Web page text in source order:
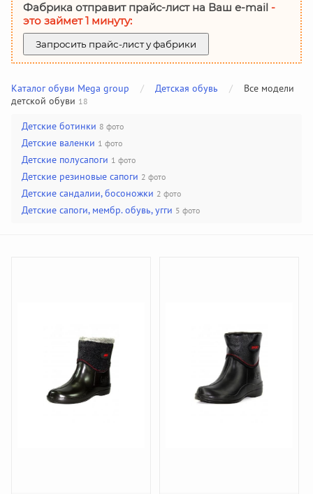
Фабрика отправит прайс-лист на Ваш е-mail -
это займет 1 минуту:
Запросить прайс-лист у фабрики
Каталог обуви Mega group / Детская обувь /
Все модели
детской обуви 18
Детские ботинки 8 фото
Детские валенки 1 фото
Детские полусапоги 1 фото
Детские резиновые сапоги 2 фото
Детские сандалии, босоножки 2 фото
Детские сапоги, мембр. обувь, угги 5 фото